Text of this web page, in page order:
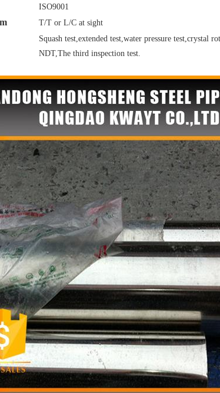
ISO9001
T/T or L/C at sight
Squash test,extended test,water pressure test,crystal
NDT,The third inspection test.